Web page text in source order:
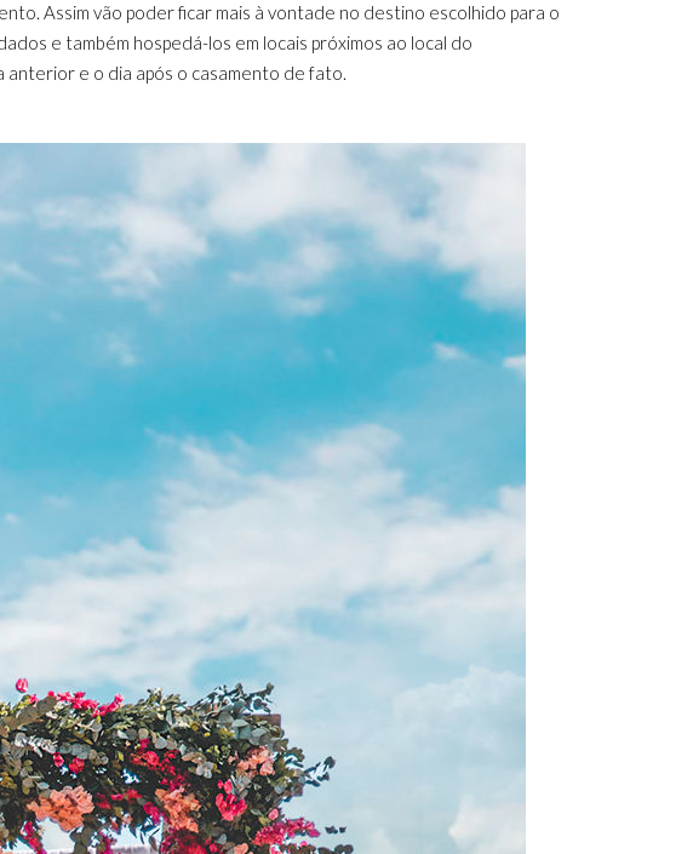
Assim vão poder ficar mais à vontade no destino escolhido para o
e também hospedá-los em locais próximos ao local do
e o dia após o casamento de fato.